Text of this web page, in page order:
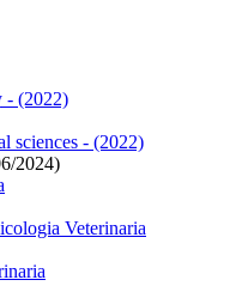
- (2022)
sciences - (2022)
2024)
Veterinaria